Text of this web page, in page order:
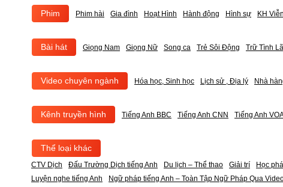
Phim Phim hài Gia đình Hoạt Hình Hành động Hình sự KH
Bài hát Giọng Nam Giọng Nữ Song ca Trẻ Sôi Động Trữ Tình
Video chuyên ngành Hóa học, Sinh học Lịch sử , Địa lý Nhà
Kênh truyền hình Tiếng Anh BBC Tiếng Anh CNN Tiếng Anh
Thể loại khác
CTV Dịch Đấu Trường Dịch tiếng Anh Du lịch – Thể thao Giải trí Học
Luyện nghe tiếng Anh
Ngữ pháp tiếng Anh – Toàn Tập Ngữ Pháp Qua